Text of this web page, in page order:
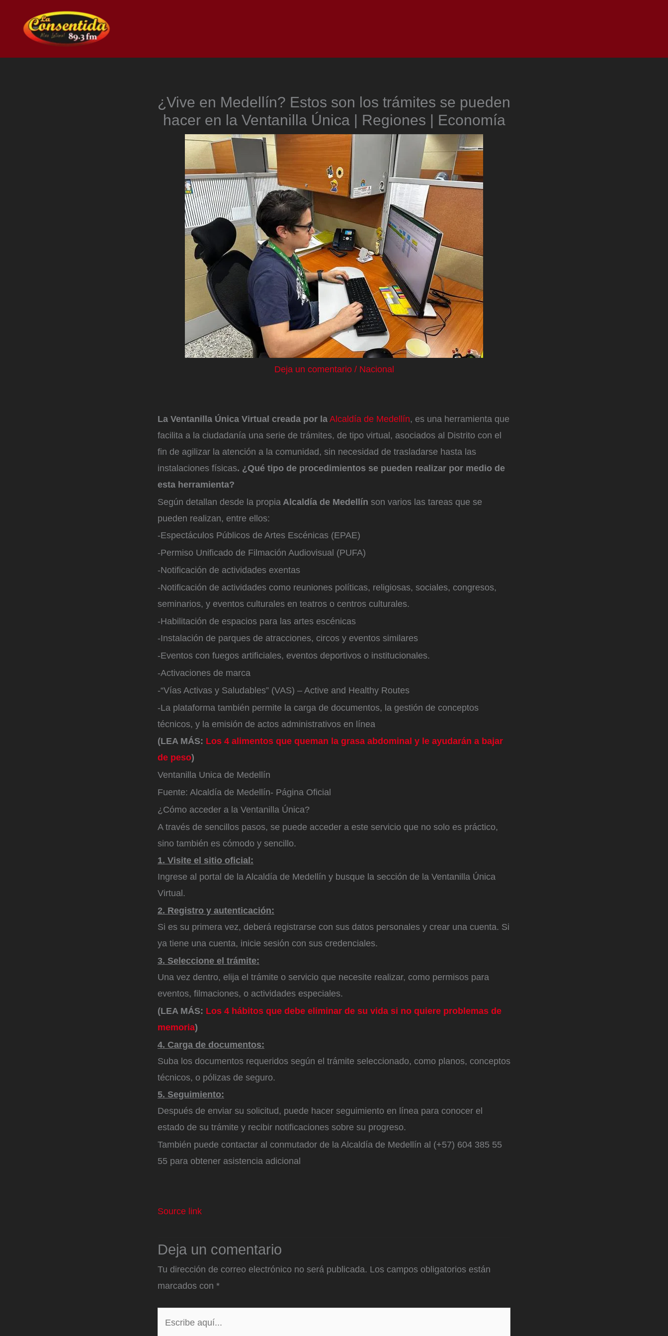
contenido
¿Vive en Medellín? Estos son los trámites se pueden
hacer en la Ventanilla Única | Regiones | Economía
Deja un comentario / Nacional
La Ventanilla Única Virtual creada por la Alcaldía de Medellín, es una herramienta que
facilita a la ciudadanía una serie de trámites, de tipo virtual, asociados al Distrito con el
fin de agilizar la atención a la comunidad, sin necesidad de trasladarse hasta las
instalaciones físicas. ¿Qué tipo de procedimientos se pueden realizar por medio de
esta herramienta?
Según detallan desde la propia Alcaldía de Medellín son varios las tareas que se
pueden realizan, entre ellos:
-Espectáculos Públicos de Artes Escénicas (EPAE)
-Permiso Unificado de Filmación Audiovisual (PUFA)
-Notificación de actividades exentas
-Notificación de actividades como reuniones políticas, religiosas, sociales, congresos,
seminarios, y eventos culturales en teatros o centros culturales.
-Habilitación de espacios para las artes escénicas
-Instalación de parques de atracciones, circos y eventos similares
-Eventos con fuegos artificiales, eventos deportivos o institucionales.
-Activaciones de marca
-“Vías Activas y Saludables” (VAS) – Active and Healthy Routes
-La plataforma también permite la carga de documentos, la gestión de conceptos
técnicos, y la emisión de actos administrativos en línea
(LEA MÁS: Los 4 alimentos que queman la grasa abdominal y le ayudarán a bajar
de peso)
Ventanilla Unica de Medellín
Fuente: Alcaldía de Medellín- Página Oficial
¿Cómo acceder a la Ventanilla Única?
A través de sencillos pasos, se puede acceder a este servicio que no solo es práctico,
sino también es cómodo y sencillo.
1. Visite el sitio oficial:
Ingrese al portal de la Alcaldía de Medellín y busque la sección de la Ventanilla Única
Virtual.
2. Registro y autenticación:
Si es su primera vez, deberá registrarse con sus datos personales y crear una cuenta. Si
ya tiene una cuenta, inicie sesión con sus credenciales.
3. Seleccione el trámite:
Una vez dentro, elija el trámite o servicio que necesite realizar, como permisos para
eventos, filmaciones, o actividades especiales.
(LEA MÁS: Los 4 hábitos que debe eliminar de su vida si no quiere problemas de
memoria)
4. Carga de documentos:
Suba los documentos requeridos según el trámite seleccionado, como planos, conceptos
técnicos, o pólizas de seguro.
5. Seguimiento:
Después de enviar su solicitud, puede hacer seguimiento en línea para conocer el
estado de su trámite y recibir notificaciones sobre su progreso.
También puede contactar al conmutador de la Alcaldía de Medellín al (+57) 604 385 55
55 para obtener asistencia adicional
Source link
Deja un comentario
Tu dirección de correo electrónico no será publicada. Los campos obligatorios están
marcados con *